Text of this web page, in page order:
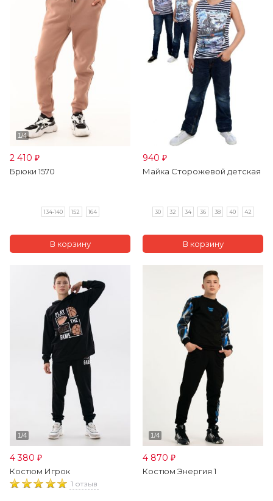
2 410 ₽
Брюки 1570
134-140 152 164
940 ₽
Майка Сторожевой детская
30 32 34 36 38 40 42
4 380 ₽
Костюм Игрок
1 отзыв
4 870 ₽
Костюм Энергия 1